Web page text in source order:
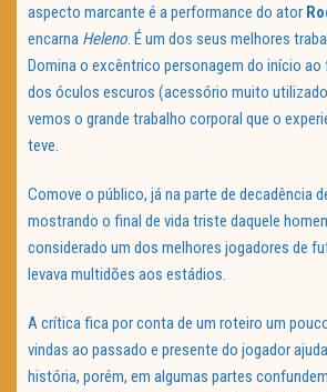
aspecto marcante é a performance do ator
encarna Heleno. É um dos seus melhores
Domina o excêntrico personagem do início ao
dos óculos escuros (acessório muito
vemos o grande trabalho corporal que o
teve.
Comove o público, já na parte de decadência
mostrando o final de vida triste daquele
considerado um dos melhores jogadores de
levava multidões aos estádios.
A crítica fica por conta de um roteiro um
vindas ao passado e presente do jogador
história, porém, em algumas partes